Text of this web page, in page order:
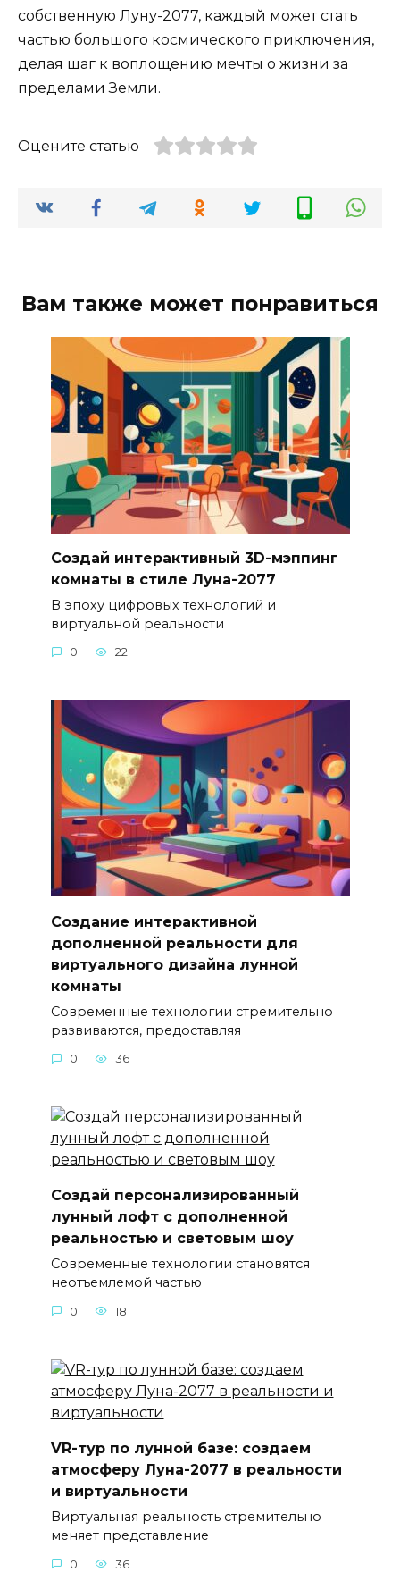
собственную Луну-2077, каждый может стать
частью большого космического приключения,
делая шаг к воплощению мечты о жизни за
пределами Земли.
Оцените статью
Вам также может понравиться
Создай интерактивный 3D-мэппинг
комнаты в стиле Луна-2077
В эпоху цифровых технологий и
виртуальной реальности
0 22
Создание интерактивной
дополненной реальности для
виртуального дизайна лунной
комнаты
Современные технологии стремительно
развиваются, предоставляя
0 36
Создай персонализированный
лунный лофт с дополненной
реальностью и световым шоу
Современные технологии становятся
неотъемлемой частью
0 18
VR-тур по лунной базе: создаем
атмосферу Луна-2077 в реальности
и виртуальности
Виртуальная реальность стремительно
меняет представление
0 36